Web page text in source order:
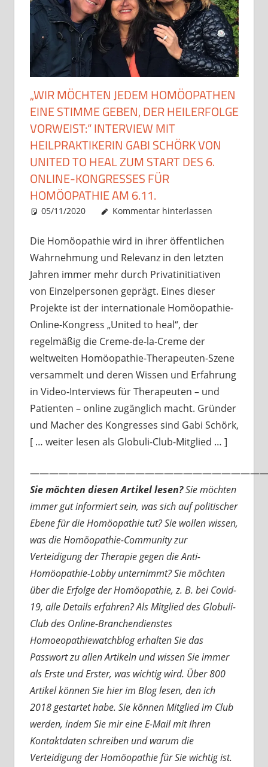
„WIR MÖCHTEN JEDEM HOMÖOPATHEN
EINE STIMME GEBEN, DER HEILERFOLGE
VORWEIST:“ INTERVIEW MIT
HEILPRAKTIKERIN GABI SCHÖRK VON
UNITED TO HEAL ZUM START DES 6.
ONLINE-KONGRESSES FÜR
HOMÖOPATHIE AM 6.11.
05/11/2020 Christian J. Becker
Allgemein
Kommentar hinterlassen
Die Homöopathie wird in ihrer öffentlichen
Wahrnehmung und Relevanz in den letzten
Jahren immer mehr durch Privatinitiativen
von Einzelpersonen geprägt. Eines dieser
Projekte ist der internationale Homöopathie-
Online-Kongress „United to heal“, der
regelmäßig die Creme-de-la-Creme der
weltweiten Homöopathie-Therapeuten-Szene
versammelt und deren Wissen und Erfahrung
in Video-Interviews für Therapeuten – und
Patienten – online zugänglich macht. Gründer
und Macher des Kongresses sind Gabi Schörk,
[ … weiter lesen als Globuli-Club-Mitglied … ]
Sie möchten diesen Artikel lesen?Sie möchten
immer gut informiert sein, was sich auf politischer
Ebene für die Homöopathie tut? Sie wollen wissen,
was die Homöopathie-Community zur
Verteidigung der Therapie gegen die Anti-
Homöopathie-Lobby unternimmt? Sie möchten
über die Erfolge der Homöopathie, z. B. bei Covid-
19, alle Details erfahren? Als Mitglied des Globuli-
Club des Online-Branchendienstes
Homoeopathiewatchblog erhalten Sie das
Passwort zu allen Artikeln und wissen Sie immer
als Erste und Erster, was wichtig wird. Über 800
Artikel können Sie hier im Blog lesen, den ich
2018 gestartet habe. Sie können Mitglied im Club
werden, indem Sie mir eine E-Mail mit Ihren
Kontaktdaten schreiben und warum die
Verteidigung der Homöopathie für Sie wichtig ist.